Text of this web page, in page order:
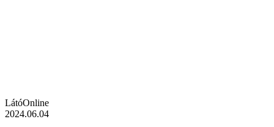
LátóOnline
2024.06.04